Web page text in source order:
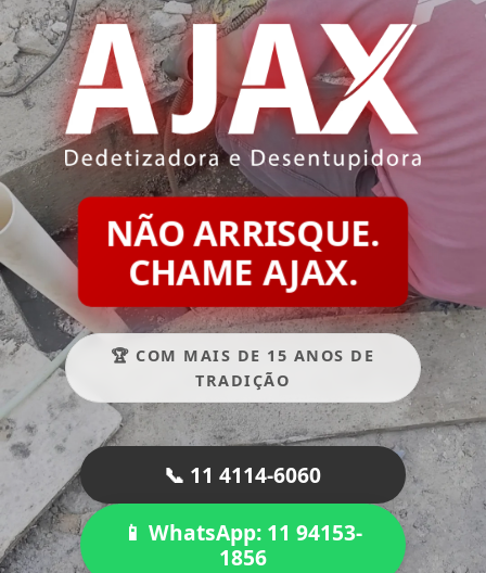
NÃO ARRISQUE.
CHAME AJAX.
🏆 COM MAIS DE 15 ANOS DE
TRADIÇÃO
📞 11 4114-6060
📱 WhatsApp: 11 94153-
1856